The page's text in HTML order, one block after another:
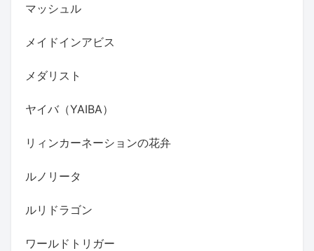
マッシュル
メイドインアビス
メダリスト
ヤイバ（YAIBA）
リィンカーネーションの花弁
ルノリータ
ルリドラゴン
ワールドトリガー